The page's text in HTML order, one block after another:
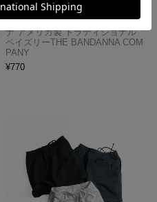
ハバハンク HAV-A-HANK バンダ
ナ アメリカ製 トラディショナル
ペイズリーTHE BANDANNA COM
PANY
¥770